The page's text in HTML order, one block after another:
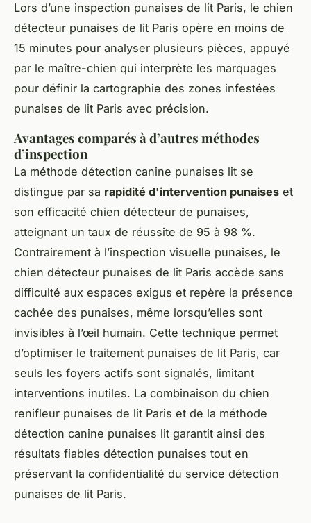
Lors d’une inspection punaises de lit Paris, le chien
détecteur punaises de lit Paris opère en moins de
15 minutes pour analyser plusieurs pièces, appuyé
par le maître-chien qui interprète les marquages
pour définir la cartographie des zones infestées
punaises de lit Paris avec précision.
Avantages comparés à d’autres méthodes
d’inspection
La méthode détection canine punaises lit se
distingue par sa rapidité d'intervention punaises et
son efficacité chien détecteur de punaises,
atteignant un taux de réussite de 95 à 98 %.
Contrairement à l’inspection visuelle punaises, le
chien détecteur punaises de lit Paris accède sans
difficulté aux espaces exigus et repère la présence
cachée des punaises, même lorsqu’elles sont
invisibles à l’œil humain. Cette technique permet
d’optimiser le traitement punaises de lit Paris, car
seuls les foyers actifs sont signalés, limitant
interventions inutiles. La combinaison du chien
renifleur punaises de lit Paris et de la méthode
détection canine punaises lit garantit ainsi des
résultats fiables détection punaises tout en
préservant la confidentialité du service détection
punaises de lit Paris.